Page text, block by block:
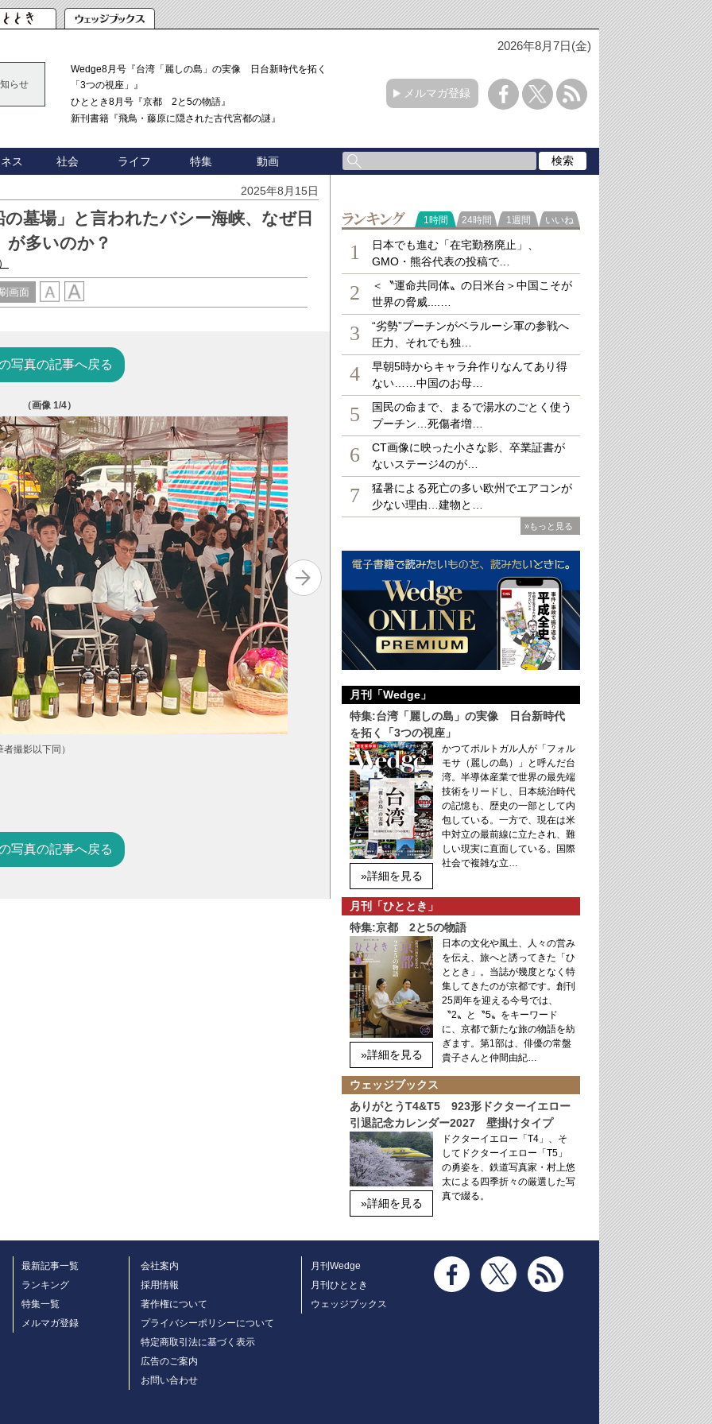
2026年8月7日(金)
らせ
Wedge8月号『台湾「麗しの島」の実像 日台新時代を拓く
「3つの視座」』
ひととき8月号『京都 2と5の物語』
新刊書籍『飛鳥・藤原に隠された古代宮都の謎』
メルマガ登録
ス 社会 ライフ 特集 動画
2025年8月15日
墓場」と言われたバシー海峡、なぜ日
が多いのか？
画面
写真の記事へ戻る
（画像1/4）
撮影以下同）
遺族や日本・台湾の関係者らの思いが込められた
写真の記事へ戻る
ラ
1時間 24時間 1週間 いいね
1
日本でも進む「在宅勤務廃止」、
GMO・熊谷代表の投稿で…
2
＜〝運命共同体〟の日米台＞中国こそが
世界の脅威....…
3
“劣勢”プーチンがベラルーシ軍の参戦へ
圧力、それでも独…
4
早朝5時からキャラ弁作りなんてあり得
ない……中国のお母…
5
国民の命まで、まるで湯水のごとく使う
プーチン…死傷者増…
6
CT画像に映った小さな影、卒業証書が
ないステージ4のが…
7
猛暑による死亡の多い欧州でエアコンが
少ない理由…建物と…
»もっと見る
月刊「Wedge」
特集:台湾「麗しの島」の実像 日台新時代
を拓く「3つの視座」
»詳細を見る
かつてポルトガル人が「フォル
モサ（麗しの島）」と呼んだ台
湾。半導体産業で世界の最先端
技術をリードし、日本統治時代
の記憶も、歴史の一部として内
包している。一方で、現在は米
中対立の最前線に立たされ、難
しい現実に直面している。国際
社会で複雑な立…
月刊「ひととき」
特集:京都 2と5の物語
»詳細を見る
日本の文化や風土、人々の営み
を伝え、旅へと誘ってきた「ひ
ととき」。当誌が幾度となく特
集してきたのが京都です。創刊
25周年を迎える今号では、
〝2〟と〝5〟をキーワード
に、京都で新たな旅の物語を紡
ぎます。第1部は、俳優の常盤
貴子さんと仲間由紀…
ウェッジブックス
ありがとうT4&T5 923形ドクターイエロー
引退記念カレンダー2027 壁掛けタイプ
»詳細を見る
ドクターイエロー「T4」、そ
してドクターイエロー「T5」
の勇姿を、鉄道写真家・村上悠
太による四季折々の厳選した写
真で綴る。
最新記事一覧
ランキング
特集一覧
メルマガ登録
会社案内
採用情報
著作権について
プライバシーポリシーについて
特定商取引法に基づく表示
広告のご案内
お問い合わせ
月刊Wedge
月刊ひととき
ウェッジブックス